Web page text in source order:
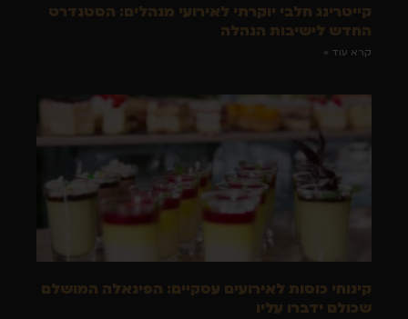
קייטרינג חלבי יוקרתי לאירועי מנהלים: הסטנדרט
החדש לישיבות הנהלה
קרא עוד »
קינוחי כוסות לאירועים עסקיים: הפינאלה המושלם
שכולם ידברו עליו